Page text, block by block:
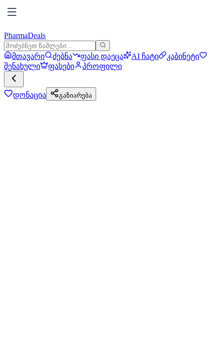
PharmaDeals
მთავარი ძებნა ფასი დაეცა AI ჩატი
კაბინეტი
შენახული
ფასები პროფილი
დონაცია გაზიარება